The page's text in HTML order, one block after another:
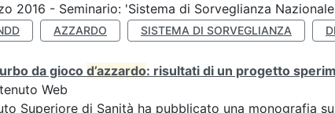
2016 - Seminario: 'Sistema di Sorveglianza
AZZARDO SISTEMA DI SORVEGLIANZA
da giocod’azzardo: risultati di un progetto
Web
Superiore di Sanità ha pubblicato una monografia